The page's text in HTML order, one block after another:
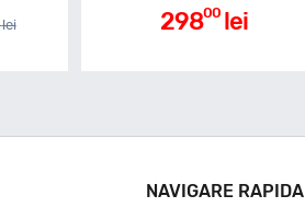
lei 29800 lei
NAVIGARE RAPIDA